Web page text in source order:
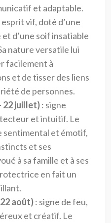
et adaptable.
vif, doté d’une
d’une soif insatiable
nature versatile lui
facilement à
et de tisser des liens
de personnes.
22 juillet): signe
et intuitif. Le
sentimental et émotif,
et ses
à sa famille et à ses
en fait un
août): signe de feu,
et créatif. Le